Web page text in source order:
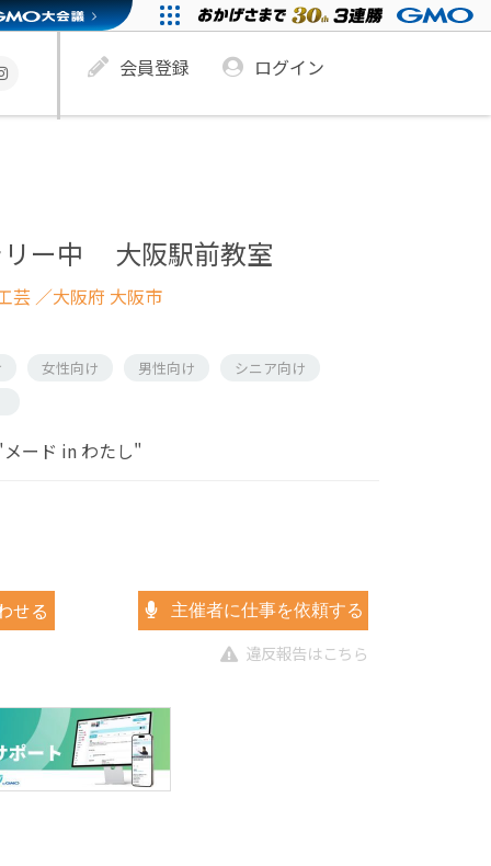
会員登録 ログイン
リー中 大阪駅前教室
芸 ／大阪府 大阪市
女性向け 男性向け
シニア向け
ード in わたし"
せる 主催者に仕事を依頼する
違反報告はこちら